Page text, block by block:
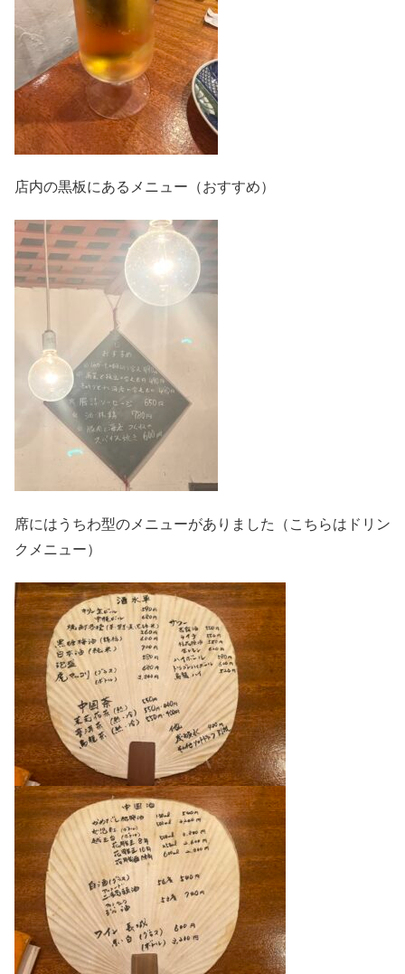
店内の黒板にあるメニュー（おすすめ）
席にはうちわ型のメニューがありました（こちらはドリン
クメニュー）